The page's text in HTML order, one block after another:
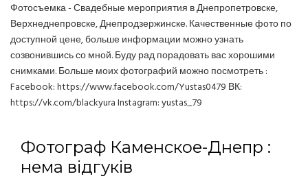
Фотосъемка - Свадебные мероприятия в Днепропетровске,
Верхнеднепровске, Днепродзержинске. Качественные фото по
доступной цене, больше информации можно узнать
созвонившись со мной. Буду рад порадовать вас хорошими
снимками. Больше моих фотографий можно посмотреть :
Facebook: https://www.facebook.com/Yustas0479 ВК:
https://vk.com/blackyura Instagram: yustas_79
Фотограф Каменское-Днепр :
нема відгуків